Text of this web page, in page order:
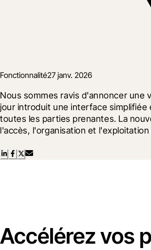
Fonctionnalité27 janv. 2026
Nous sommes ravis d'annoncer une
jour introduit une interface
toutes les parties prenantes. La
l'accès, l'organisation et
Accélérez vos